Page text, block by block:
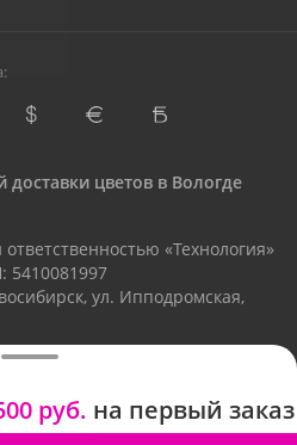
доставки цветов в Вологде
«Технология»
5410081997
ул. Ипподромская,
руб. на первый